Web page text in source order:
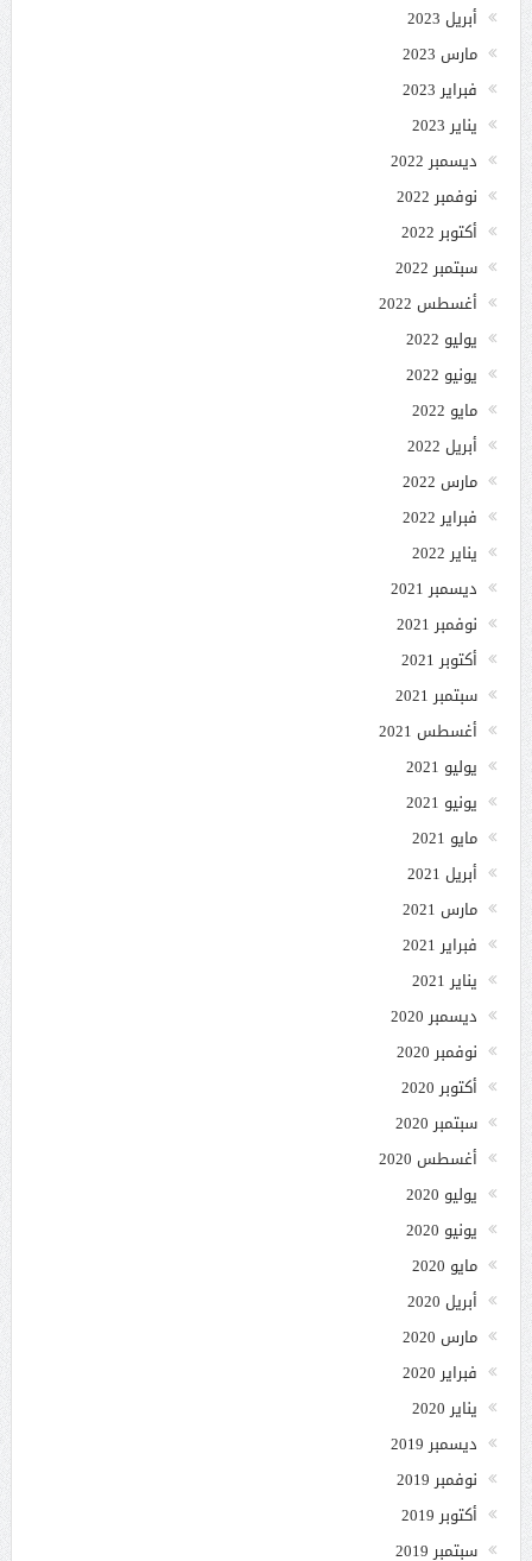
أبريل 2023
مارس 2023
فبراير 2023
يناير 2023
ديسمبر 2022
نوفمبر 2022
أكتوبر 2022
سبتمبر 2022
أغسطس 2022
يوليو 2022
يونيو 2022
مايو 2022
أبريل 2022
مارس 2022
فبراير 2022
يناير 2022
ديسمبر 2021
نوفمبر 2021
أكتوبر 2021
سبتمبر 2021
أغسطس 2021
يوليو 2021
يونيو 2021
مايو 2021
أبريل 2021
مارس 2021
فبراير 2021
يناير 2021
ديسمبر 2020
نوفمبر 2020
أكتوبر 2020
سبتمبر 2020
أغسطس 2020
يوليو 2020
يونيو 2020
مايو 2020
أبريل 2020
مارس 2020
فبراير 2020
يناير 2020
ديسمبر 2019
نوفمبر 2019
أكتوبر 2019
سبتمبر 2019